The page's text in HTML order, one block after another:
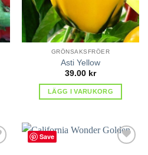
GRÖNSAKSFRÖER
Asti Yellow
39.00 kr
LÄGG I VARUKORG
Save